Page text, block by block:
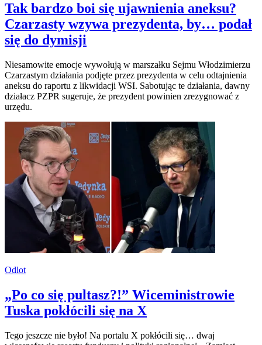
Tak bardzo boi się ujawnienia aneksu?
Czarzasty wzywa prezydenta, by… podał
się do dymisji
Niesamowite emocje wywołują w marszałku Sejmu Włodzimierzu
Czarzastym działania podjęte przez prezydenta w celu odtajnienia
aneksu do raportu z likwidacji WSI. Sabotując te działania, dawny
działacz PZPR sugeruje, że prezydent powinien zrezygnować z
urzędu.
Odlot
„Po co się pultasz?!” Wiceministrowie
Tuska pokłócili się na X
Tego jeszcze nie było! Na portalu X pokłócili się… dwaj